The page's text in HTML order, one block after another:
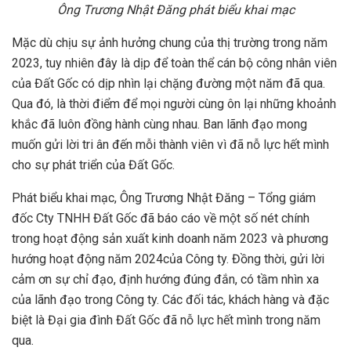
Ông Trương Nhật Đăng phát biểu khai mạc
Mặc dù chịu sự ảnh hưởng chung của thị trường trong năm
2023, tuy nhiên đây là dịp để toàn thể cán bộ công nhân viên
của Đất Gốc có dịp nhìn lại chặng đường một năm đã qua.
Qua đó, là thời điểm để mọi người cùng ôn lại những khoảnh
khắc đã luôn đồng hành cùng nhau. Ban lãnh đạo mong
muốn gửi lời tri ân đến mỗi thành viên vì đã nỗ lực hết mình
cho sự phát triển của Đất Gốc.
Phát biểu khai mạc, Ông Trương Nhật Đăng – Tổng giám
đốc Cty TNHH Đất Gốc đã báo cáo về một số nét chính
trong hoạt động sản xuất kinh doanh năm 2023 và phương
hướng hoạt động năm 2024của Công ty. Đồng thời, gửi lời
cảm ơn sự chỉ đạo, định hướng đúng đắn, có tầm nhìn xa
của lãnh đạo trong Công ty. Các đối tác, khách hàng và đặc
biệt là Đại gia đình Đất Gốc đã nỗ lực hết mình trong năm
qua.